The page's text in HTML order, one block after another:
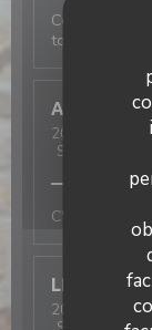
Ce n’est pas
toujours très
Annie
2026-07-30
Service
C'était
LE GRAET G
2026-07-29-